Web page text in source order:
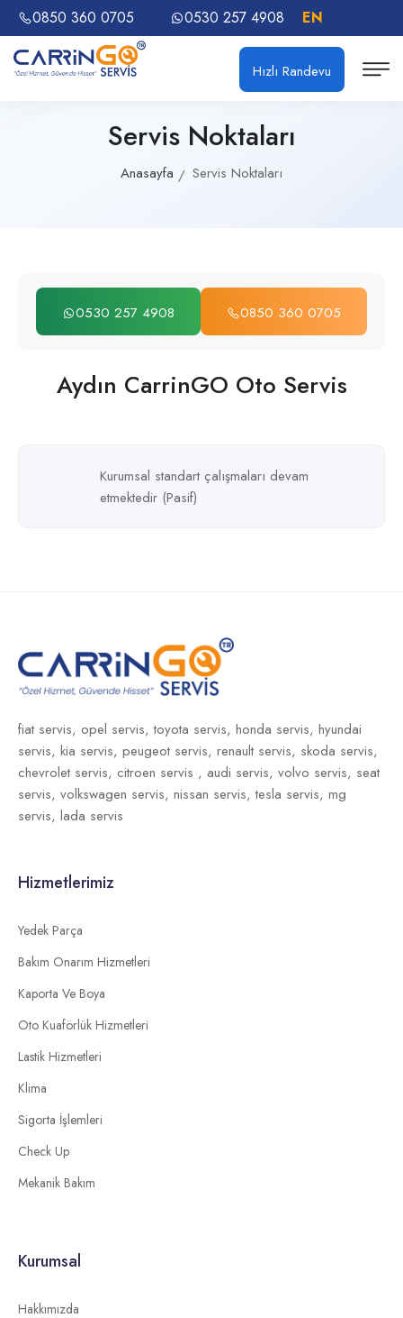
0850 360 0705 0530 257 4908 EN
Hızlı Randevu
Servis Noktaları
Anasayfa Servis Noktaları
0530 257 4908 0850 360 0705
Aydın CarrinGO Oto Servis
Kurumsal standart çalışmaları devam
etmektedir (Pasif)
fiat servis, opel servis,toyota servis, honda servis, hyundai
servis, kia servis, peugeot servis, renault servis, skoda servis,
chevrolet servis, citroen servis , audi servis, volvo servis, seat
servis, volkswagen servis, nissan servis,tesla servis, mg
servis, lada servis
Hizmetlerimiz
Yedek Parça
Bakım Onarım Hizmetleri
Kaporta Ve Boya
Oto Kuaförlük Hizmetleri
Lastik Hizmetleri
Klima
Sigorta İşlemleri
Check Up
Mekanik Bakım
Kurumsal
Hakkımızda